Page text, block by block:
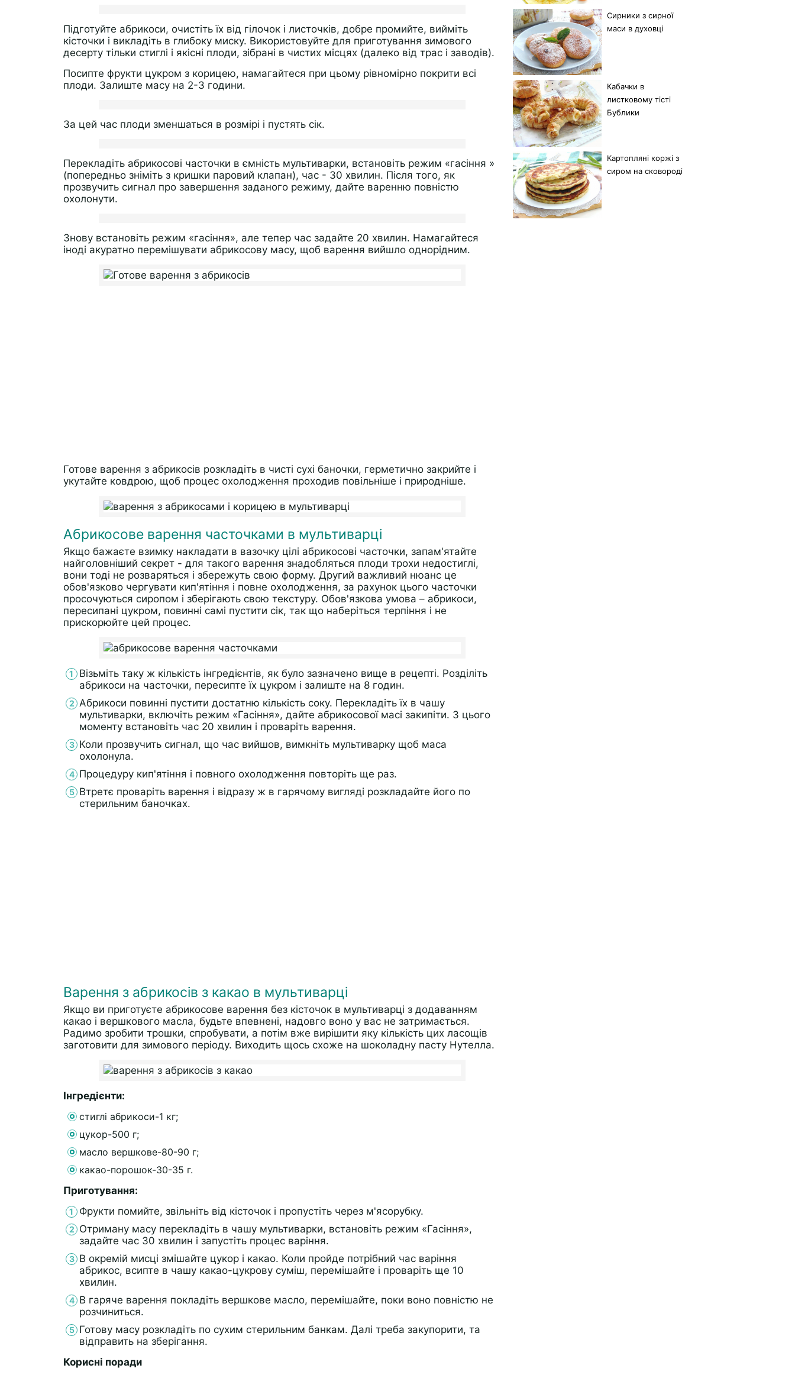
Підготуйте абрикоси, очистіть їх від гілочок і листочків, добре промийте, вийміть
кісточки і викладіть в глибоку миску. Використовуйте для приготування зимового
десерту тільки стиглі і якісні плоди, зібрані в чистих місцях (далеко від трас і заводів).
Посипте фрукти цукром з корицею, намагайтеся при цьому рівномірно покрити всі
плоди. Залиште масу на 2-3 години.
За цей час плоди зменшаться в розмірі і пустять сік.
Перекладіть абрикосові часточки в ємність мультиварки, встановіть режим «гасіння »
(попередньо зніміть з кришки паровий клапан), час - 30 хвилин. Після того, як
прозвучить сигнал про завершення заданого режиму, дайте варенню повністю
охолонути.
Знову встановіть режим «гасіння», але тепер час задайте 20 хвилин. Намагайтеся
іноді акуратно перемішувати абрикосову масу, щоб варення вийшло однорідним.
Готове варення з абрикосів розкладіть в чисті сухі баночки, герметично закрийте і
укутайте ковдрою, щоб процес охолодження проходив повільніше і природніше.
Абрикосове варення часточками в мультиварці
Якщо бажаєте взимку накладати в вазочку цілі абрикосові часточки, запам'ятайте
найголовніший секрет - для такого варення знадобляться плоди трохи недостиглі,
вони тоді не розваряться і збережуть свою форму. Другий важливий нюанс це
обов'язково чергувати кип'ятіння і повне охолодження, за рахунок цього часточки
просочуються сиропом і зберігають свою текстуру. Обов'язкова умова – абрикоси,
пересипані цукром, повинні самі пустити сік, так що наберіться терпіння і не
прискорюйте цей процес.
Візьміть таку ж кількість інгредієнтів, як було зазначено вище в рецепті. Розділіть
абрикоси на часточки, пересипте їх цукром і залиште на 8 годин.
Абрикоси повинні пустити достатню кількість соку. Перекладіть їх в чашу
мультиварки, включіть режим «Гасіння», дайте абрикосової масі закипіти. З цього
моменту встановіть час 20 хвилин і проваріть варення.
Коли прозвучить сигнал, що час вийшов, вимкніть мультиварку щоб маса
охолонула.
Процедуру кип'ятіння і повного охолодження повторіть ще раз.
Втретє проваріть варення і відразу ж в гарячому вигляді розкладайте його по
стерильним баночках.
Варення з абрикосів з какао в мультиварці
Якщо ви приготуєте абрикосове варення без кісточок в мультиварці з додаванням
какао і вершкового масла, будьте впевнені, надовго воно у вас не затримається.
Радимо зробити трошки, спробувати, а потім вже вирішити яку кількість цих ласощів
заготовити для зимового періоду. Виходить щось схоже на шоколадну пасту Нутелла.
Інгредієнти:
стиглі абрикоси-1 кг;
цукор-500 г;
масло вершкове-80-90 г;
какао-порошок-30-35 г.
Приготування:
Фрукти помийте, звільніть від кісточок і пропустіть через м'ясорубку.
Отриману масу перекладіть в чашу мультиварки, встановіть режим «Гасіння»,
задайте час 30 хвилин і запустіть процес варіння.
В окремій мисці змішайте цукор і какао. Коли пройде потрібний час варіння
абрикос, всипте в чашу какао-цукрову суміш, перемішайте і проваріть ще 10
хвилин.
В гаряче варення покладіть вершкове масло, перемішайте, поки воно повністю не
розчиниться.
Готову масу розкладіть по сухим стерильним банкам. Далі треба закупорити, та
відправить на зберігання.
Корисні поради
Сирники з сирної
маси в духовці
Кабачки в
листковому тісті
Бублики
Картопляні коржі з
сиром на сковороді